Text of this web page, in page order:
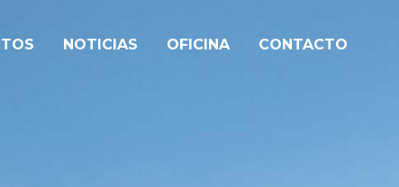
NOTICIAS OFICINA CONTACTO